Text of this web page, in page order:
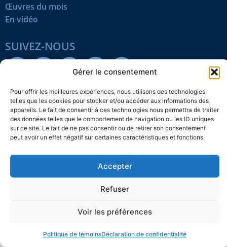
Gérer le consentement
Pour offrir les meilleures expériences, nous utilisons des technologies
telles que les cookies pour stocker et/ou accéder aux informations des
appareils. Le fait de consentir à ces technologies nous permettra de traiter
des données telles que le comportement de navigation ou les ID uniques
sur ce site. Le fait de ne pas consentir ou de retirer son consentement
peut avoir un effet négatif sur certaines caractéristiques et fonctions.
Accepter
Refuser
Voir les préférences
Politique de témoinsDéclaration de confidentialité
Œuvres du mois
En vidéo
SUIVEZ-NOUS
Confidentialité Témoins Mentions légales Plan du site
© 2026 L’Action nationale